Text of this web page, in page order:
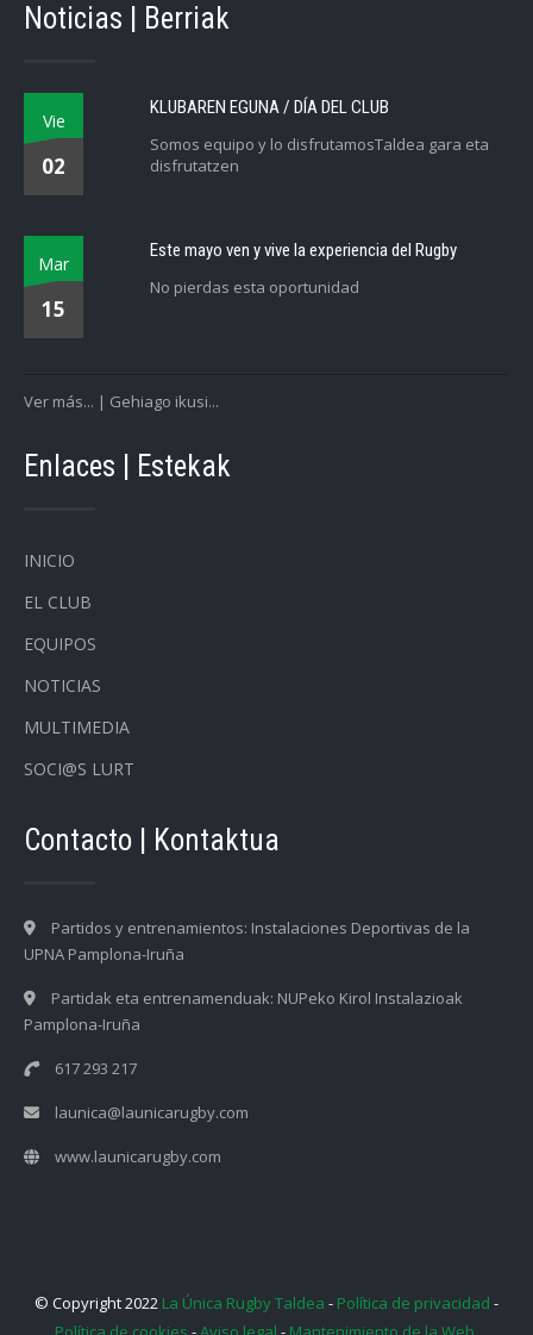
Noticias | Berriak
Vie
02
KLUBAREN EGUNA / DÍA DEL CLUB
Somos equipo y lo disfrutamosTaldea gara eta
disfrutatzen
Mar
15
Este mayo ven y vive la experiencia del Rugby
No pierdas esta oportunidad
Ver más... | Gehiago ikusi...
Enlaces | Estekak
INICIO
EL CLUB
EQUIPOS
NOTICIAS
MULTIMEDIA
SOCI@S LURT
Contacto | Kontaktua
Partidos y entrenamientos: Instalaciones Deportivas de la
UPNA Pamplona-Iruña
Partidak eta entrenamenduak: NUPeko Kirol Instalazioak
Pamplona-Iruña
617 293 217
launica@launicarugby.com
www.launicarugby.com
© Copyright 2022 La Única Rugby Taldea - Política de privacidad -